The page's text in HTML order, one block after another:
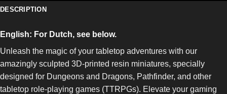
DESCRIPTION
English: For Dutch, see below.
Unleash the magic of your tabletop adventures with our
amazingly sculpted 3D-printed resin miniatures, specially
designed for Dungeons and Dragons, Pathfinder, and other
tabletop role-playing games (TTRPGs). Elevate your gaming